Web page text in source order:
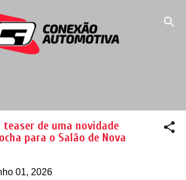
para o conteúdo principal
teaser de uma novidade
para o Salão de Nova
01, 2026